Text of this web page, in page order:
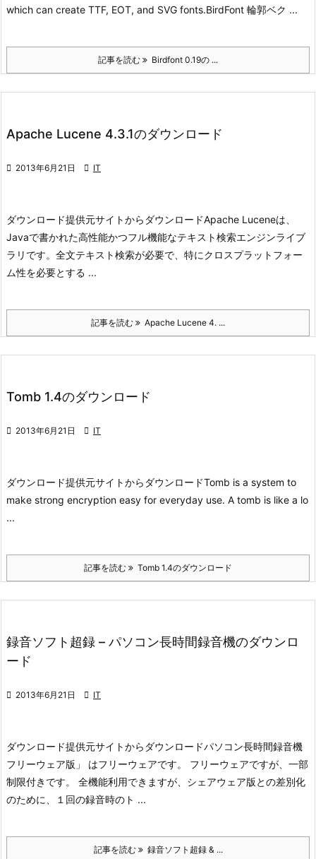
which can create TTF, EOT, and SVG fonts.BirdFont 輪郭ベク ...
記事を読む Birdfont 0.19の ...
Apache Lucene 4.3.1のダウンロード
 2013年6月21日  IT
ダウンロード提供元サイトからダウンロードApache Luceneは、
Javaで書かれた高性能かつフル機能なテキスト検索エンジンライブ
ラリです。全文テキスト検索が必要で、特にクロスプラットフォー
ム性を必要とする ...
記事を読む Apache Lucene 4. ...
Tomb 1.4のダウンロード
 2013年6月21日  IT
ダウンロード提供元サイトからダウンロードTomb is a system to
make strong encryption easy for everyday use. A tomb is like a lo
...
記事を読む Tomb 1.4のダウンロード
録音ソフト超録 – パソコン長時間録音機のダウンロ
ード
 2013年6月21日  IT
ダウンロード提供元サイトからダウンロードパソコン長時間録音機
フリーウェア版」 はフリーウェアです。 フリーウェアですが、一部
制限付きです。 全機能利用できますが、シェアウェア版との差別化
のために、１回の録音時のト ...
記事を読む 録音ソフト超録 & ...